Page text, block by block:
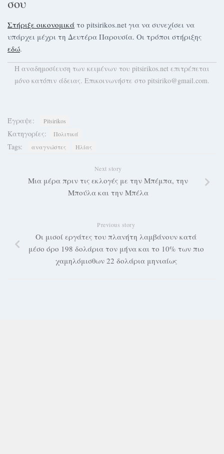
σου
Στήριξε οικονομικά το pitsirikos.net για να συνεχίσει να
υπάρχει μέχρι τη Δευτέρα Παρουσία. Οι τρόποι στήριξης
εδώ.
H αναδημοσίευση των κειμένων του pitsirikos.net επιτρέπεται
μόνο κατόπιν άδειας. Επικοινωνήστε στο pitsiriko@gmail.com.
Έγραψε: Pitsirikos
Κατηγορίες: Πολιτικά
Tags: αναγνώστες Ηλίας
Next story
Μια μέρα πριν τις εκλογές με την Μπέμπα, την
Μπούλα και την Μπέλα
Previous story
Οι μισοί εργάτες του πλανήτη λαμβάνουν κατά
μέσο όρο 198 δολάρια τον μήνα και το 10% των πιο
χαμηλόμισθων 22 δολάρια μηνιαίως